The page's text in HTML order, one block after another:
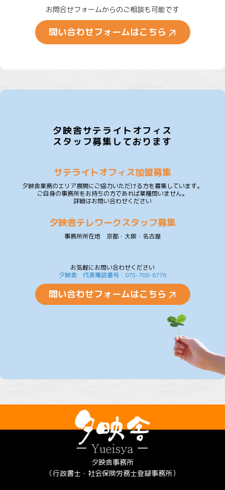
お問合せフォームからのご相談も可能です
問い合わせフォームはこちら
夕映舎サテライトオフィス
スタッフ募集しております
サテライトオフィス加盟募集
夕映舎業務のエリア展開にご協力いただける方を募集しています。
ご自身の事務所をお持ちの方であれば業種問いません。
詳細はお問い合わせください
夕映舎テレワークスタッフ募集
事務所所在地 京都・大阪・名古屋
お気軽にお問い合わせください
夕映舎 代表電話番号：075-708-6776
問い合わせフォームはこちら
夕映舎事務所
（行政書士・社会保険労務士登録事務所）